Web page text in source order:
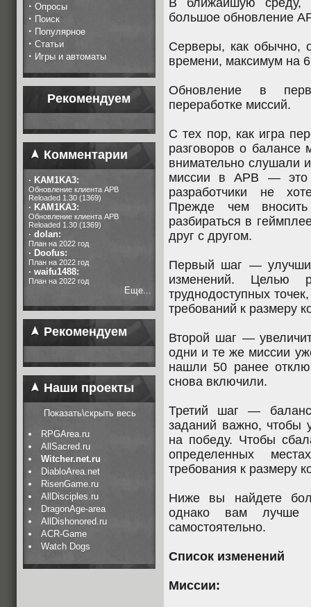
· Опросы
· Поиск
· Популярное
· Статьи
· Игры и автоматы
Рекомендуем
Комментарии
· KAM1KA3:
Обновление клиента APB
Reloaded 1.30 (1369)
· KAM1KA3:
Обновление клиента APB
Reloaded 1.30 (1369)
· dolan:
План на 2022 год
· Doofus:
План на 2022 год
· waifu1488:
План на 2022 год
Еще...
Рекомендуем
Наши проекты
Показать\скрыть весь
RPGArea.ru
AllSacred.ru
Witcher.net.ru
DiabloArea.net
RisenGame.ru
AllDisciples.ru
DragonAge-area
AllDishonored.ru
ACR-Game
Watch Dogs
В ближайшую среду,
большое обновление
Серверы, как обычно,
времени, максимум на
Обновление в
переработке миссий.
С тех пор, как игра
разговоров о балансе
внимательно слушали
миссии в APB — это
разработчики не
Прежде чем
разбираться в
друг с другом.
Первый шаг —
изменений. Целью
труднодоступных
требований к размеру
Второй шаг —
одни и те же миссии
нашли 50 ранее
снова включили.
Третий шаг —
заданий важно, чтобы
на победу. Чтобы
определенных
требования к размеру
Ниже вы найдете
однако вам лучше
самостоятельно.
Список изменений
Миссии: